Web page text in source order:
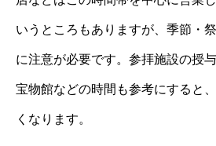
いうところもありますが、季節・
に注意が必要です。参拝施設の授
宝物館などの時間も参考にすると
くなります。